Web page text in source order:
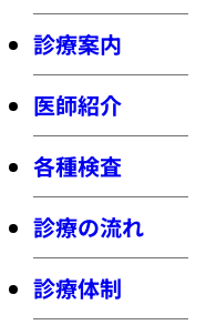
診療案内
医師紹介
各種検査
診療の流れ
診療体制